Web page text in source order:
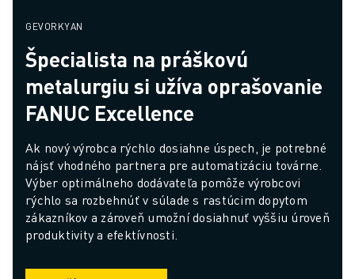
GEVORKYAN
Špecialista na práškovú
metalurgiu si užíva oprašovanie
FANUC Excellence
Ak nový výrobca rýchlo dosiahne úspech, je potrebné
nájsť vhodného partnera pre automatizáciu továrne.
Výber optimálneho dodávateľa pomôže výrobcovi
rýchlo sa rozbehnúť v súlade s rastúcim dopytom
zákazníkov a zároveň umožní dosiahnuť vyššiu úroveň
produktivity a efektívnosti.